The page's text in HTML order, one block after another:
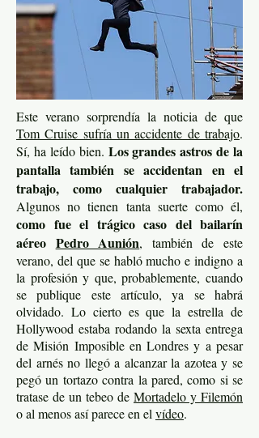
Este verano sorprendía la noticia de que
Tom Cruise sufría un accidente de trabajo.
Sí, ha leído bien. Los grandes astros de la
pantalla también se accidentan en el
trabajo, como cualquier trabajador.
Algunos no tienen tanta suerte como él,
como fue el trágico caso del bailarín
aéreo Pedro Aunión, también de este
verano, del que se habló mucho e indigno a
la profesión y que, probablemente, cuando
se publique este artículo, ya se habrá
olvidado. Lo cierto es que la estrella de
Hollywood estaba rodando la sexta entrega
de Misión Imposible en Londres y a pesar
del arnés no llegó a alcanzar la azotea y se
pegó un tortazo contra la pared, como si se
tratase de un tebeo de Mortadelo y Filemón
o al menos así parece en el vídeo.